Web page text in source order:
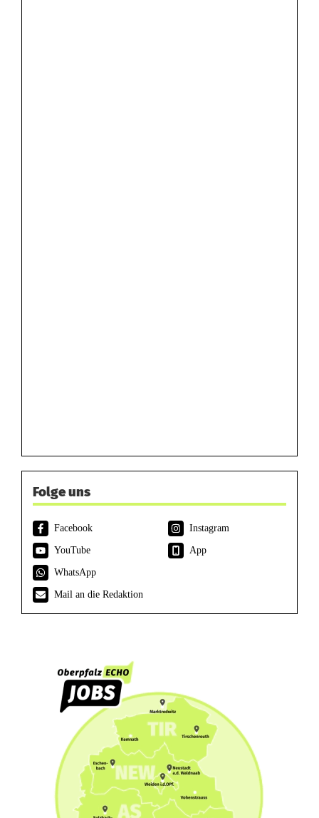
Folge uns
Facebook
Instagram
YouTube
App
WhatsApp
Mail an die Redaktion